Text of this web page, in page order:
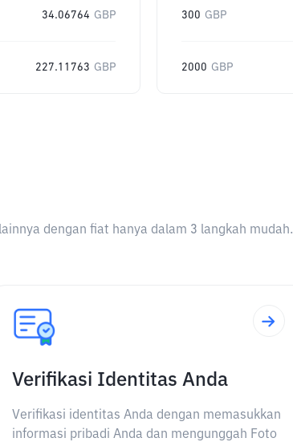
34.06764 GBP
227.11763 GBP
300 GBP
2000 GBP
dengan fiat hanya dalam 3 langkah mudah.
Verifikasi Identitas Anda
Verifikasi identitas Anda dengan memasukkan
informasi pribadi Anda dan mengunggah Foto